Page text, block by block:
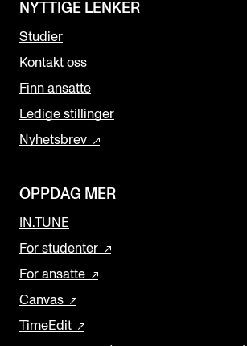
NYTTIGE LENKER
Studier
Kontakt oss
Finn ansatte
Ledige stillinger
Nyhetsbrev
OPPDAG MER
IN.TUNE
For studenter
For ansatte
Canvas
TimeEdit